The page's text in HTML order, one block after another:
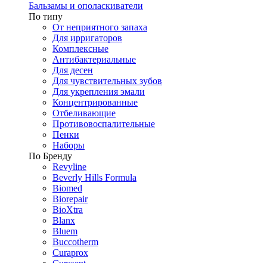
Бальзамы и ополаскиватели
По типу
От неприятного запаха
Для ирригаторов
Комплексные
Антибактериальные
Для десен
Для чувствительных зубов
Для укрепления эмали
Концентрированные
Отбеливающие
Противовоспалительные
Пенки
Наборы
По Бренду
Revyline
Beverly Hills Formula
Biomed
Biorepair
BioXtra
Blanx
Bluem
Buccotherm
Curaprox